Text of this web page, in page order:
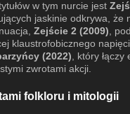
w tym nurcie jest
jaskinie odkrywa, że
Zejście 2 (2009) ,
klaustrofobicznego
(2022) , który
zwrotami akcji.
folkloru i mitologii